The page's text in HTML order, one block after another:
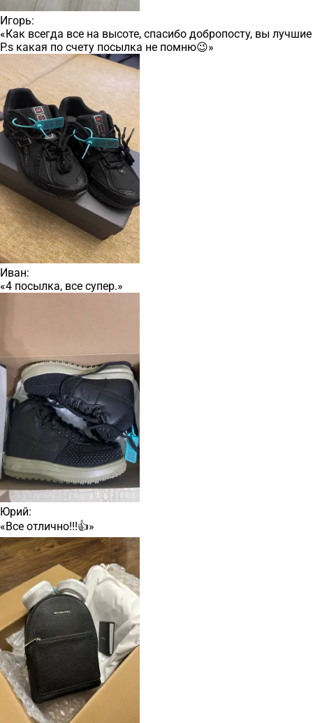
Игорь:
«Как всегда все на высоте, спасибо добропосту, вы лучшие
P.s какая по счету посылка не помню😉»
Иван:
«4 посылка, все супер.»
Юрий:
«Все отлично!!!👍»